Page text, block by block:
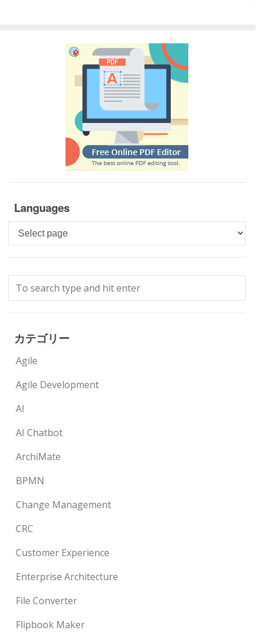
Languages
Languages
カテゴリー
Agile
Agile Development
AI
AI Chatbot
ArchiMate
BPMN
Change Management
CRC
Customer Experience
Enterprise Architecture
File Converter
Flipbook Maker